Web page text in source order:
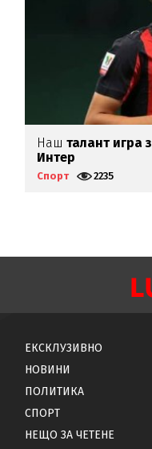
Нашталант игра
Интер
Спорт 2235
ЕКСКЛУЗИВНО
НОВИНИ
ПОЛИТИКА
СПОРТ
НЕЩО ЗА ЧЕТЕНЕ